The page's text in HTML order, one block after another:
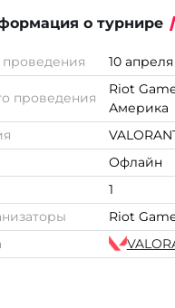
о турнире
проведения 10
проведения
Riot
Америка
Офлайн
1
Riot